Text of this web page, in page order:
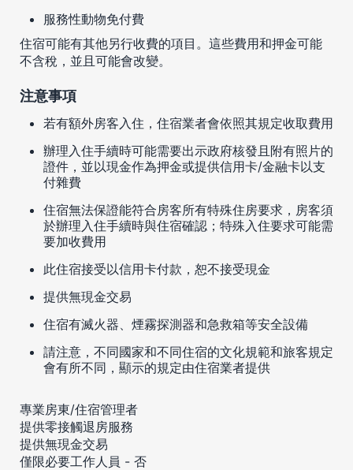
服務性動物免付費
住宿可能有其他另行收費的項目。這些費用和押金可能
不含稅，並且可能會改變。
注意事項
若有額外房客入住，住宿業者會依照其規定收取費用
辦理入住手續時可能需要出示政府核發且附有照片的
證件，並以現金作為押金或提供信用卡/金融卡以支
付雜費
住宿無法保證能符合房客所有特殊住房要求，房客須
於辦理入住手續時與住宿確認；特殊入住要求可能需
要加收費用
此住宿接受以信用卡付款，恕不接受現金
提供無現金交易
住宿有滅火器、煙霧探測器和急救箱等安全設備
請注意，不同國家和不同住宿的文化規範和旅客規定
會有所不同，顯示的規定由住宿業者提供
專業房東/住宿管理者
提供零接觸退房服務
提供無現金交易
僅限必要工作人員 - 否